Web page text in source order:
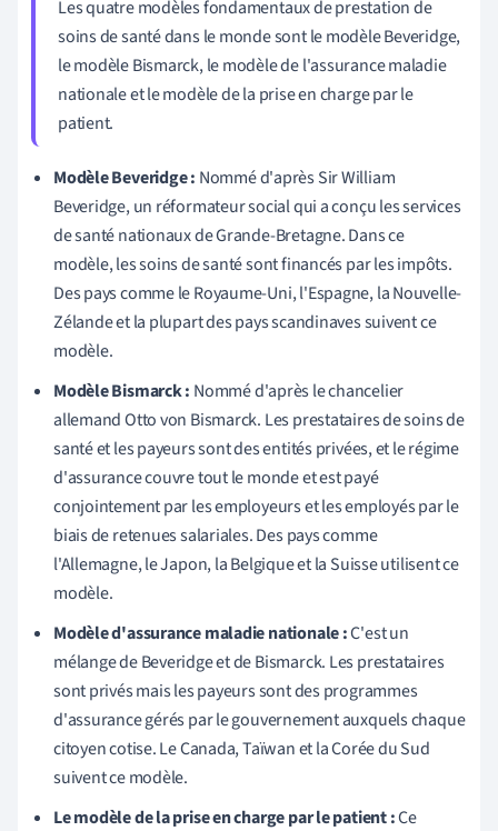
Les quatre modèles fondamentaux de prestation de
soins de santé dans le monde sont le modèle Beveridge,
le modèle Bismarck, le modèle de l'assurance maladie
nationale et le modèle de la prise en charge par le
patient.
Modèle Beveridge : Nommé d'après Sir William
Beveridge, un réformateur social qui a conçu les services
de santé nationaux de Grande-Bretagne. Dans ce
modèle, les soins de santé sont financés par les impôts.
Des pays comme le Royaume-Uni, l'Espagne, la Nouvelle-
Zélande et la plupart des pays scandinaves suivent ce
modèle.
Modèle Bismarck : Nommé d'après le chancelier
allemand Otto von Bismarck. Les prestataires de soins de
santé et les payeurs sont des entités privées, et le régime
d'assurance couvre tout le monde et est payé
conjointement par les employeurs et les employés par le
biais de retenues salariales. Des pays comme
l'Allemagne, le Japon, la Belgique et la Suisse utilisent ce
modèle.
Modèle d'assurance maladie nationale :C'est un
mélange de Beveridge et de Bismarck. Les prestataires
sont privés mais les payeurs sont des programmes
d'assurance gérés par le gouvernement auxquels chaque
citoyen cotise. Le Canada, Taïwan et la Corée du Sud
suivent ce modèle.
Le modèle de la prise en charge par le patient :Ce